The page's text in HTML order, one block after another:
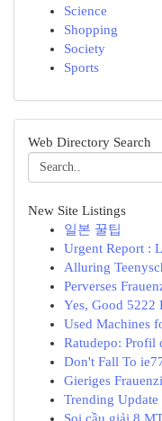
Science
Shopping
Society
Sports
Web Directory Search
New Site Listings
일본 꿀팁
Urgent Report :
Alluring
Perverses
Yes, Good 5222
Used Machines
Ratudepo: Profil
Don't Fall To
Gieriges
Trending